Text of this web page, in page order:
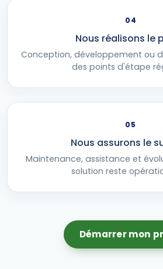
04
Nous réalisons le
Conception, développement ou
des points d'étape
05
Nous assurons le
Maintenance, assistance et
solution reste
Démarrer mon